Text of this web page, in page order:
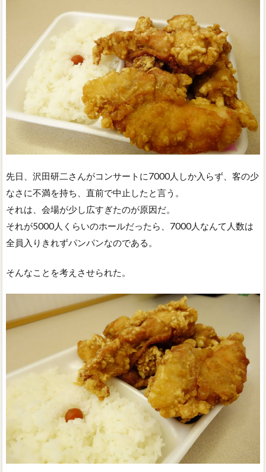
先日、沢田研二さんがコンサートに7000人しか入らず、客の少
なさに不満を持ち、直前で中止したと言う。
それは、会場が少し広すぎたのが原因だ。
それが5000人くらいのホールだったら、7000人なんて人数は
全員入りきれずパンパンなのである。
そんなことを考えさせられた。